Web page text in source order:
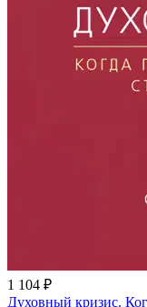
1 104 ₽
Духовный кризис.